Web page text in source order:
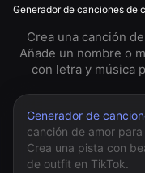
Generador de canciones de
Crea una canción
Añade un nombre o
con letra y música
Generador de